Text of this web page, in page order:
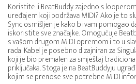
Koristite li BeatBuddy zajedno s
uređajem koji podržava MIDI? Ako je to
Sync osmišljen je kako bi vam pomogao
iskoristite sve značajke. Omogućuje
s vašom drugom MIDI opremom i to u
rada. Kabel je posebno dizajniran za
koji je bio premalen za smještaj
priključaka. Stoga je na BeatBuddyju
kojim se prenose sve potrebne MIDI